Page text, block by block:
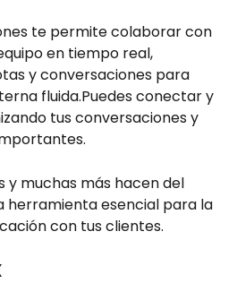
te permite colaborar con
en tiempo real,
y conversaciones para
fluida.Puedes conectar y
tus conversaciones y
y muchas más hacen del
herramienta esencial para la
con tus clientes.